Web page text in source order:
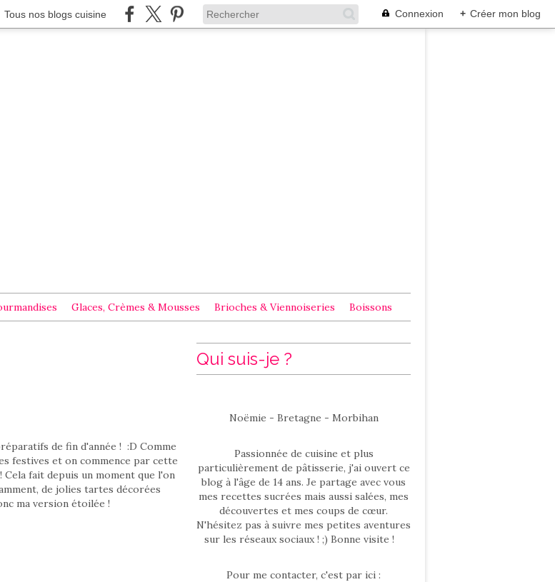
Tous nos blogs cuisine Connexion + Créer mon blog
Glaces, Crèmes & Mousses Brioches & Viennoiseries Boissons
de fin d'année ! :D Comme
festives et on commence par cette
fait depuis un moment que l'on
de jolies tartes décorées
ma version étoilée !
Qui suis-je ?
Noëmie - Bretagne - Morbihan
Passionnée de cuisine et plus
particulièrement de pâtisserie, j'ai ouvert ce
blog à l'âge de 14 ans. Je partage avec vous
mes recettes sucrées mais aussi salées, mes
découvertes et mes coups de cœur.
N'hésitez pas à suivre mes petites aventures
sur les réseaux sociaux ! ;) Bonne visite !
Pour me contacter, c'est par ici :